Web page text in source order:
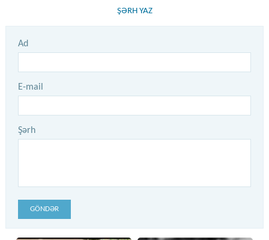
ŞƏRH YAZ
Ad
E-mail
Şərh
GÖNDƏR